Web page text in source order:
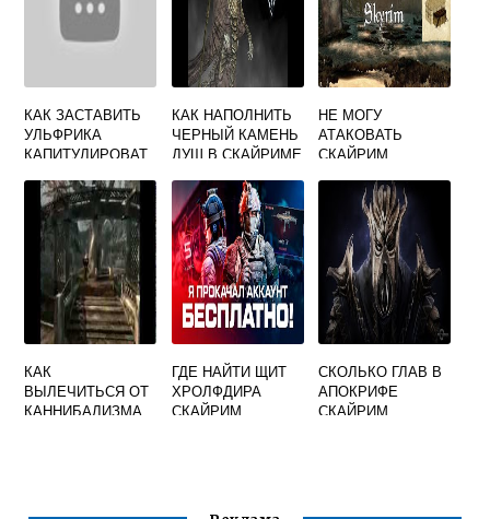
КАК ЗАСТАВИТЬ
УЛЬФРИКА
КАПИТУЛИРОВАТ
КАК НАПОЛНИТЬ
ЧЕРНЫЙ КАМЕНЬ
ДУШ В СКАЙРИМЕ
НЕ МОГУ
АТАКОВАТЬ
СКАЙРИМ
КАК
ВЫЛЕЧИТЬСЯ ОТ
КАННИБАЛИЗМА
ГДЕ НАЙТИ ЩИТ
ХРОЛФДИРА
СКАЙРИМ
СКОЛЬКО ГЛАВ В
АПОКРИФЕ
СКАЙРИМ